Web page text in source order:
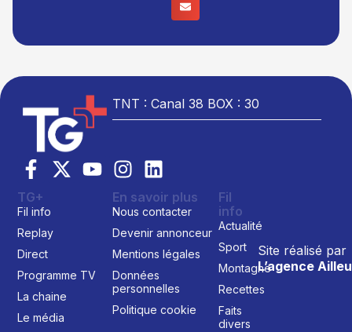
TNT : Canal 38 BOX : 30
Site réalisé par
L’agence
TG+
Fil info
Replay
Direct
Programme TV
La chaine
Le média
En savoir plus
Nous contacter
Devenir annonceur
Mentions légales
Données
personnelles
Politique cookie
Fil
info
Actualité
Sport
Montagne
Recettes
Faits
divers